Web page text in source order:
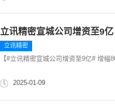
立讯精密宣城公司增资至9亿
立讯精密
【#立讯精密宣城公司增资至9亿# 增幅
2025-01-09